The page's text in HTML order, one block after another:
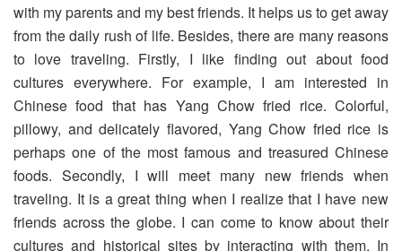
with my parents and my best friends. It helps us to get away
from the daily rush of life. Besides, there are many reasons
to love traveling. Firstly, I like finding out about food
cultures everywhere. For example, I am interested in
Chinese food that has Yang Chow fried rice. Colorful,
pillowy, and delicately flavored, Yang Chow fried rice is
perhaps one of the most famous and treasured Chinese
foods. Secondly, I will meet many new friends when
traveling. It is a great thing when I realize that I have new
friends across the globe. I can come to know about their
cultures and historical sites by interacting with them. In